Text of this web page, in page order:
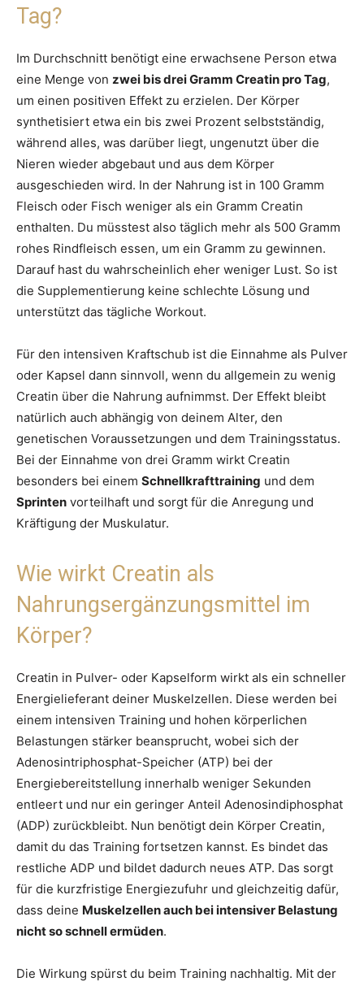
Tag?
Im Durchschnitt benötigt eine erwachsene Person etwa
eine Menge von zwei bis drei Gramm Creatin pro Tag,
um einen positiven Effekt zu erzielen. Der Körper
synthetisiert etwa ein bis zwei Prozent selbstständig,
während alles, was darüber liegt, ungenutzt über die
Nieren wieder abgebaut und aus dem Körper
ausgeschieden wird. In der Nahrung ist in 100 Gramm
Fleisch oder Fisch weniger als ein Gramm Creatin
enthalten. Du müsstest also täglich mehr als 500 Gramm
rohes Rindfleisch essen, um ein Gramm zu gewinnen.
Darauf hast du wahrscheinlich eher weniger Lust. So ist
die Supplementierung keine schlechte Lösung und
unterstützt das tägliche Workout.
Für den intensiven Kraftschub ist die Einnahme als Pulver
oder Kapsel dann sinnvoll, wenn du allgemein zu wenig
Creatin über die Nahrung aufnimmst. Der Effekt bleibt
natürlich auch abhängig von deinem Alter, den
genetischen Voraussetzungen und dem Trainingsstatus.
Bei der Einnahme von drei Gramm wirkt Creatin
besonders bei einem Schnellkrafttraining und dem
Sprinten vorteilhaft und sorgt für die Anregung und
Kräftigung der Muskulatur.
Wie wirkt Creatin als
Nahrungsergänzungsmittel im
Körper?
Creatin in Pulver- oder Kapselform wirkt als ein schneller
Energielieferant deiner Muskelzellen. Diese werden bei
einem intensiven Training und hohen körperlichen
Belastungen stärker beansprucht, wobei sich der
Adenosintriphosphat-Speicher (ATP) bei der
Energiebereitstellung innerhalb weniger Sekunden
entleert und nur ein geringer Anteil Adenosindiphosphat
(ADP) zurückbleibt. Nun benötigt dein Körper Creatin,
damit du das Training fortsetzen kannst. Es bindet das
restliche ADP und bildet dadurch neues ATP. Das sorgt
für die kurzfristige Energiezufuhr und gleichzeitig dafür,
dass deine Muskelzellen auch bei intensiver Belastung
nicht so schnell ermüden.
Die Wirkung spürst du beim Training nachhaltig. Mit der